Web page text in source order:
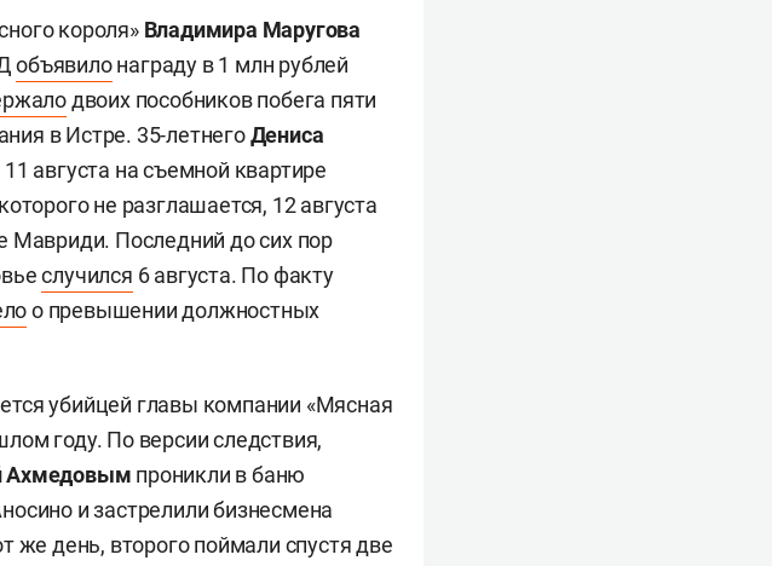
короля» Владимира Маругова
объявилонаграду в 1 млн рублей
двоих пособников побега пяти
в Истре. 35-летнегоДениса
11 августа на съемной квартире
не разглашается, 12 августа
Мавриди. Последний до сих пор
случился 6 августа. По факту
о превышении должностных
убийцей главы компании «Мясная
году. По версии следствия,
Ахмедовым проникли в баню
и застрелили бизнесмена
же день, второго поймали спустя две